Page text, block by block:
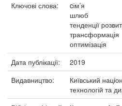
Ключові слова:
cім’я
шлюб
тенденції
трансформація
оптимізація
Дата публікації:
2019
Видавництво:
Київський
технологій та